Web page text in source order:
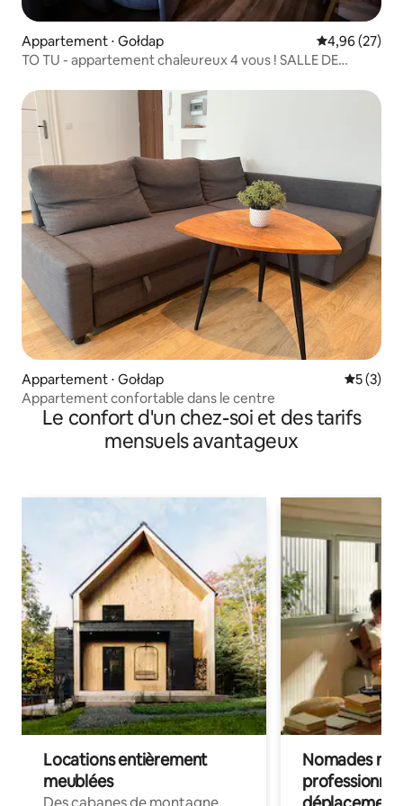
Appartement ⋅ Gołdap Évaluation
4,96 (27)
TO TU - appartement chaleureux 4 vous ! SALLE DE
Appartement ⋅ Gołdap
5 (3)
Appartement confortable dans le centre
Le confort d'un chez-soi et des tarifs
mensuels avantageux
Locations entièrement
meublées
Nomades